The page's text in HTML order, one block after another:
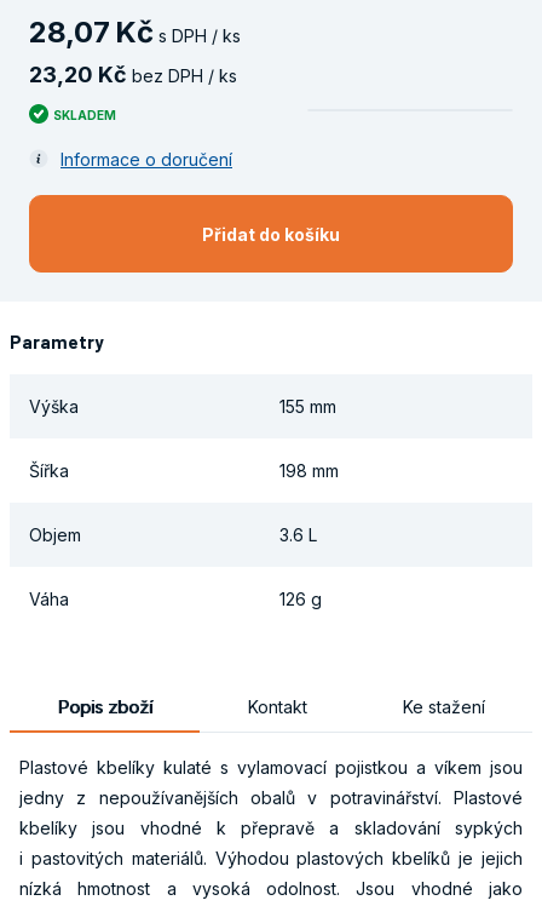
28,07 Kč s DPH / ks
23 20 Kč bez DPH / ks
SKLADEM
Informace o doručení
Přidat do košíku
Parametry
Výška 155 mm
Šířka 198 mm
Objem 3.6 L
Váha 126 g
Popis zboží Kontakt Ke stažení
Plastové kbelíky kulaté s vylamovací pojistkou a víkem jsou
jedny z nepoužívanějších obalů v potravinářství. Plastové
kbelíky jsou vhodné k přepravě a skladování sypkých
i pastovitých materiálů. Výhodou plastových kbelíků je jejich
nízká hmotnost a vysoká odolnost. Jsou vhodné jako